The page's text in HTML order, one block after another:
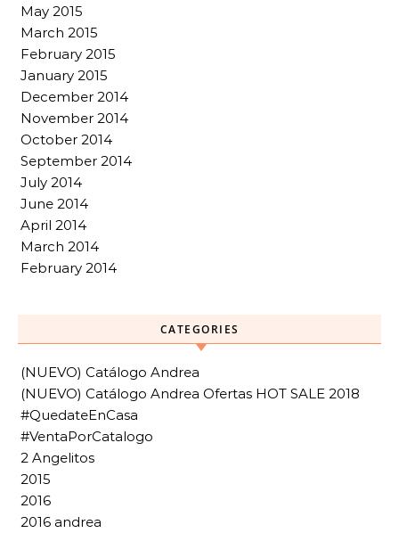
May 2015
March 2015
February 2015
January 2015
December 2014
November 2014
October 2014
September 2014
July 2014
June 2014
April 2014
March 2014
February 2014
CATEGORIES
(NUEVO) Catálogo Andrea
(NUEVO) Catálogo Andrea Ofertas HOT SALE 2018
#QuedateEnCasa
#VentaPorCatalogo
2 Angelitos
2015
2016
2016 andrea